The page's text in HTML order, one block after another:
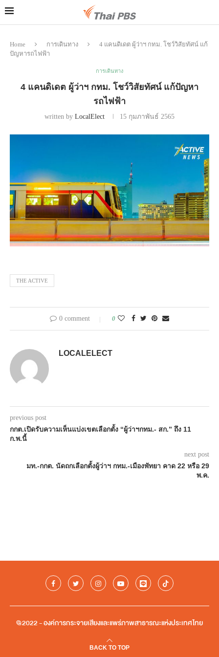
Home การเดินทาง
4 แคนดิเดต ผู้ว่าฯ กทม. โชว์วิสัยทัศน์ แก้
ปัญหารถไฟฟ้า
การเดินทาง
4 แคนดิเดต ผู้ว่าฯ กทม. โชว์วิสัยทัศน์ แก้ปัญหา
รถไฟฟ้า
written by LocalElect 15 กุมภาพันธ์ 2565
THE ACTIVE
0 comment 0
LOCALELECT
previous post
กกต.เปิดรับความเห็นแบ่งเขตเลือกตั้ง “ผู้ว่าฯกทม.- สก.” ถึง 11
ก.พ.นี้
next post
มท.-กกต. นัดถกเลือกตั้งผู้ว่าฯ กทม.-เมืองพัทยา คาด 22 หรือ 29
พ.ค.
@2022 - องค์การกระจายเสียงและแพร่ภาพสาธารณะแห่งประเทศไทย
BACK TO TOP